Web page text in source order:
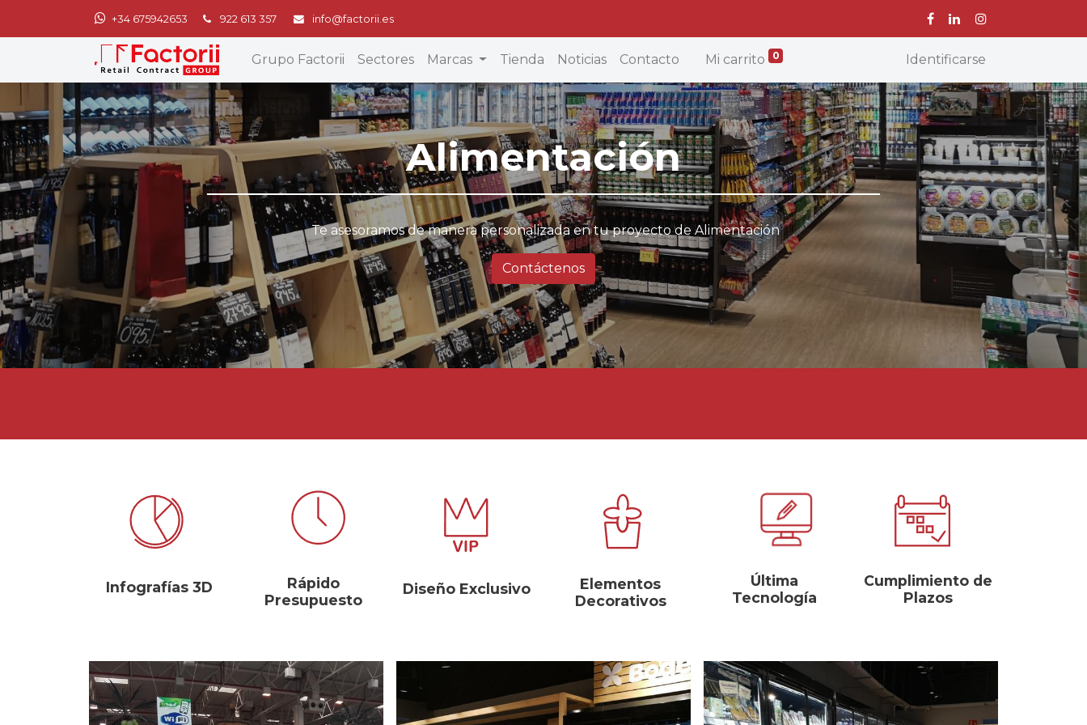
+34 675942653 922 613 357 info@factorii.es
Grupo Factorii Sectores Marcas Tienda Noticias Contacto Mi carrito 0 Identificarse
Alimentación
Te asesoramos de manera personalizada en tu proyecto de Alimentación
Contáctenos
Infografías 3D
Rápido
Presupuesto
Diseño Exclusivo
Elementos
Decorativos
Última
Tecnología
Cumplimiento de
Plazos